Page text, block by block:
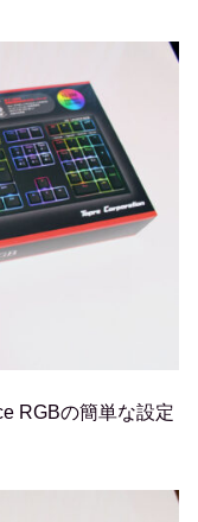
RGBの簡単な設定